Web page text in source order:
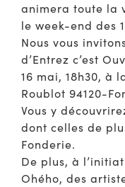
animera toute la
le week-end des
Nous vous
d’Entrez c’est
16 mai, 18h30, à
Roublot 94120-
Vous y
dont celles de
Fonderie.
De plus, à
Ohého, des